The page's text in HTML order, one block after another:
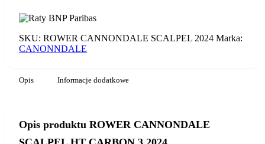
HT
CARBON
3
2024
SKU: ROWER CANNONDALE SCALPEL 2024 Marka:
CANONNDALE
Opis Informacje dodatkowe
Opis produktu ROWER CANNONDALE